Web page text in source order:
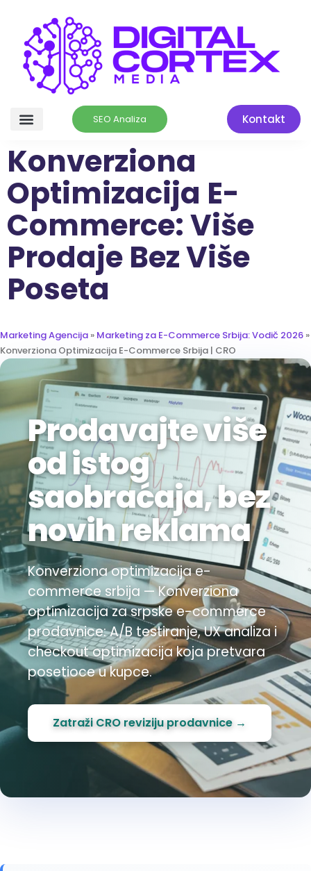
SEO Analiza Kontakt
Konverziona
Optimizacija E-
Commerce: Više
Prodaje Bez Više
Poseta
Marketing Agencija » Marketing za E-Commerce Srbija: Vodič 2026 »
Konverziona Optimizacija E-Commerce Srbija | CRO
Prodavajte više
od istog
saobraćaja, bez
novih reklama
Konverziona optimizacija e-
commerce srbija — Konverziona
optimizacija za srpske e-commerce
prodavnice: A/B testiranje, UX analiza i
checkout optimizacija koja pretvara
posetioce u kupce.
Zatraži CRO reviziju prodavnice →